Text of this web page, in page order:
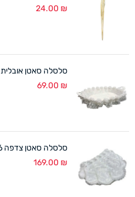
24.00 ₪
סלסלה סאטן אובלית 50/37+9 ס"מ לבן
69.00 ₪
סלסלה סאטן צדפה 55/36+16 ס"מ לבן
169.00 ₪